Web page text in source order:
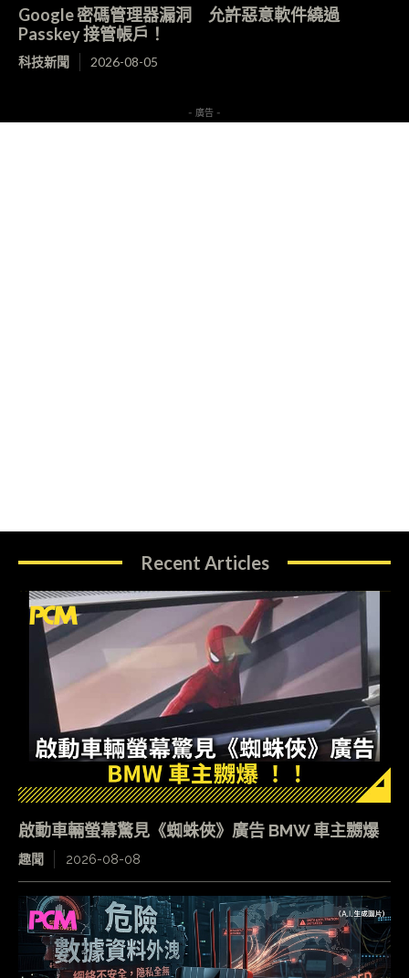
Google 密碼管理器漏洞 允許惡意軟件繞過
Passkey 接管帳戶！
科技新聞 2026-08-05
- 廣告 -
Recent Articles
啟動車輛螢幕驚見《蜘蛛俠》廣告 BMW 車主嬲爆
趣聞 2026-08-08